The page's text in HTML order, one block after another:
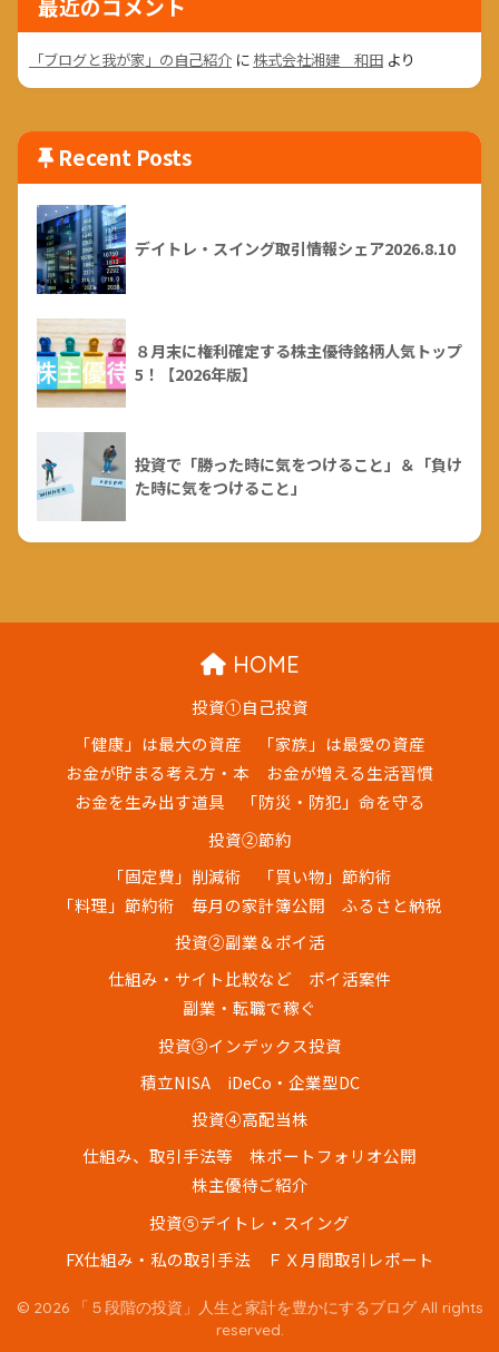
最近のコメント
「ブログと我が家」の自己紹介 に 株式会社湘建 和田 より
Recent Posts
デイトレ・スイング取引情報シェア2026.8.10
８月末に権利確定する株主優待銘柄人気トップ
5！【2026年版】
投資で「勝った時に気をつけること」＆「負け
た時に気をつけること」
HOME
投資①自己投資
「健康」は最大の資産
「家族」は最愛の資産
お金が貯まる考え方・本
お金が増える生活習慣
お金を生み出す道具
「防災・防犯」命を守る
投資②節約
「固定費」削減術
「買い物」節約術
「料理」節約術
毎月の家計簿公開
ふるさと納税
投資②副業＆ポイ活
仕組み・サイト比較など
ポイ活案件
副業・転職で稼ぐ
投資③インデックス投資
積立NISA
iDeCo・企業型DC
投資④高配当株
仕組み、取引手法等
株ポートフォリオ公開
株主優待ご紹介
投資⑤デイトレ・スイング
FX仕組み・私の取引手法
ＦＸ月間取引レポート
© 2026 「５段階の投資」人生と家計を豊かにするブログ All rights
reserved.